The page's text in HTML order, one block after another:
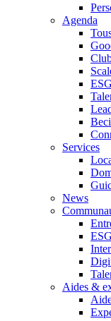
Agenda
Services
News
ESG
Aides &